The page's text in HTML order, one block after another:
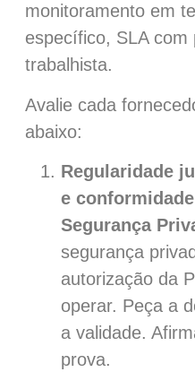
monitoramento em
específico, SLA com
trabalhista.
Avalie cada
abaixo:
Regularidade
e
Segurança
segurança
autorização da
operar. Peça a
a validade.
prova.